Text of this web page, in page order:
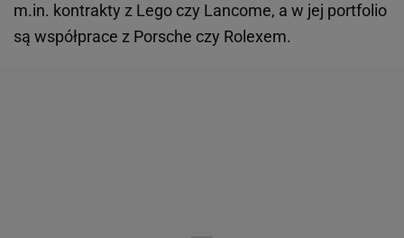
m.in. kontrakty z Lego czy Lancome, a w jej portfolio
są współprace z Porsche czy Rolexem.